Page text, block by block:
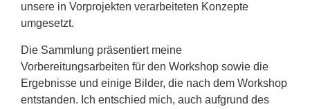
unsere in Vorprojekten verarbeiteten Konzepte
umgesetzt.
Die Sammlung präsentiert meine
Vorbereitungsarbeiten für den Workshop sowie die
Ergebnisse und einige Bilder, die nach dem Workshop
entstanden. Ich entschied mich, auch aufgrund des